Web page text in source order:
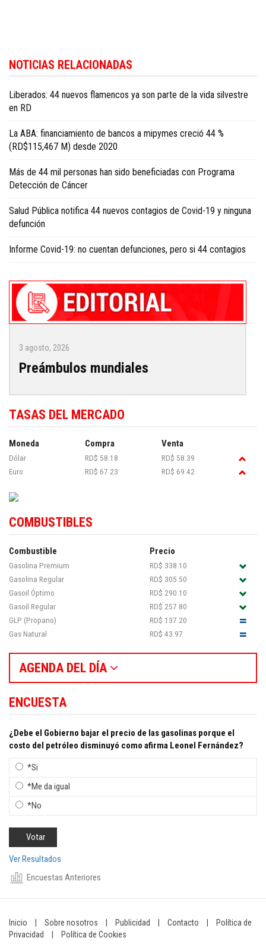
Republic news in English.
NOTICIAS RELACIONADAS
Liberados: 44 nuevos flamencos ya son parte de la vida silvestre
en RD
La ABA: financiamiento de bancos a mipymes creció 44 %
(RD$115,467 M) desde 2020
Más de 44 mil personas han sido beneficiadas con Programa
Detección de Cáncer
Salud Pública notifica 44 nuevos contagios de Covid-19 y ninguna
defunción
Informe Covid-19: no cuentan defunciones, pero si 44 contagios
3 agosto, 2026
Preámbulos mundiales
TASAS DEL MERCADO
Moneda Compra Venta
Dólar RD$ 58.18
RD$ 58.39
Euro
RD$ 67.23 RD$ 69.42
COMBUSTIBLES
Combustible Precio
Gasolina Premium
RD$ 338.10
Gasolina Regular
RD$ 305.50
Gasoil Óptimo
RD$ 290.10
Gasoil Regular
RD$ 257.80
GLP (Propano)
RD$ 137.20
Gas Natural
RD$ 43.97
AGENDA DEL DÍA
ENCUESTA
¿Debe el Gobierno bajar el precio de las gasolinas porque el
costo del petróleo disminuyó como afirma Leonel Fernández?
*Si
*Me da igual
*No
Ver Resultados
Encuestas Anteriores
Inicio Sobre nosotros Publicidad Contacto
Política de
Privacidad
Política de Cookies